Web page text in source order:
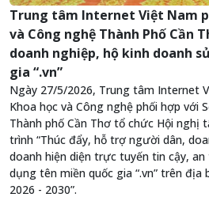
Trung tâm Internet Việt Nam
và Công nghệ Thành Phố Cần
doanh nghiệp, hộ kinh doanh
gia “.vn”
Ngày 27/5/2026, Trung tâm Internet
Khoa học và Công nghệ phối hợp với
Thành phố Cần Thơ tổ chức Hội nghị
trình “Thúc đẩy, hỗ trợ người dân,
doanh hiện diện trực tuyến tin cậy,
dụng tên miền quốc gia “.vn” trên địa
2026 - 2030”.